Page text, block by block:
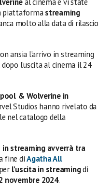
piattaformastreaming
molto alla data di rilascio
ansia l’arrivo in streaming
dopo l’uscita al cinema il 24
& Wolverinein
Studios hanno rivelato da
nel catalogo della
in streaming avverrà tra
fine diAgatha All
l’uscita in streamingdi
novembre 2024.